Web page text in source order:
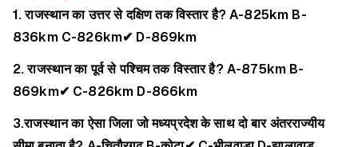
1. राजस्थान का उत्तर से दक्षिण तक विस्तार है? A-825km B-
836km C-826km✔ D-869km
2. राजस्थान का पूर्व से पश्चिम तक विस्तार है? A-875km B-
869km✔ C-826km D-866km
3.राजस्थान का ऐसा जिला जो मध्यप्रदेश के साथ दो बार अंतरराज्यीय